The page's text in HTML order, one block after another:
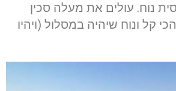
נוח. עולים את מעלה סכין
קל ונוח שיהיה במסלול (ויהיו